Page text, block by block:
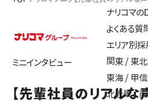
ナリコマの
よくある質
エリア別
関東 / 東北
東海 / 甲信
北近畿 / 南
ミニインタビュー
【先輩社員のリアルな